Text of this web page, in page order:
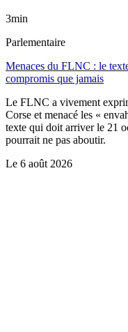
3min
Parlementaire
Menaces du FLNC : le
compromis que jamais
Le FLNC a vivement
Corse et menacé les «
texte qui doit arriver le 21
pourrait ne pas aboutir.
Le 6 août 2026